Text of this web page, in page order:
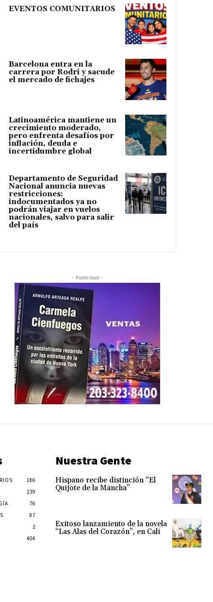
EVENTOS COMUNITARIOS
Barcelona entra en la
carrera por Rodri y sacude
el mercado de fichajes
Latinoamérica mantiene un
crecimiento moderado,
pero enfrenta desafíos por
inflación, deuda e
incertidumbre global
Departamento de Seguridad
Nacional anuncia nuevas
restricciones:
indocumentados ya no
podrán viajar en vuelos
nacionales, salvo para salir
del país
- Publicidad -
186
239
76
87
2
404
Nuestra Gente
Hispano recibe distinción “El
Quijote de la Mancha”
Exitoso lanzamiento de la novela
“Las Alas del Corazón”, en Cali